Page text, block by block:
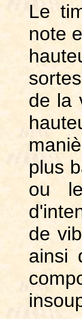
Le
note
de la
plus
ou
de
ainsi